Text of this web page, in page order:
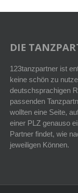
DIE
123tanzpartner ist
keine schön zu
deutschsprachigen
passenden
wollten eine Seite,
einer PLZ genauso
Partner findet, wie
jeweiligen Können.